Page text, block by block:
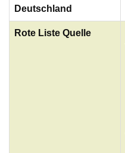
Deutschland
Rote Liste Quelle